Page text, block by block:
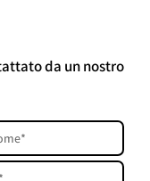
da un nostro